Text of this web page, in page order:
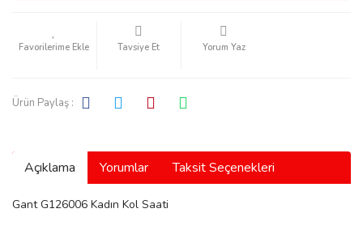
Tavsiye Et Yorum Yaz
Ürün Paylaş :
Açıklama Yorumlar Taksit Seçenekleri
Gant G126006 Kadın Kol Saati